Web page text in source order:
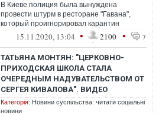
В Киеве полиция была вынуждена
провести штурм в ресторане "Гавана",
который проигнорировал карантин
выходного дня и спровоцировал скандал с
15.11.2020, 13:04 • 2100 • 7
ТАТЬЯНА МОНТЯН: "ЦЕРКОВНО-
ПРИХОДСКАЯ ШКОЛА СТАЛА
ОЧЕРЕДНЫМ НАДУВАТЕЛЬСТВОМ ОТ
СЕРГЕЯ КИВАЛОВА". ВИДЕО
Категорія: Новини суспільства: читати соціальні
новини